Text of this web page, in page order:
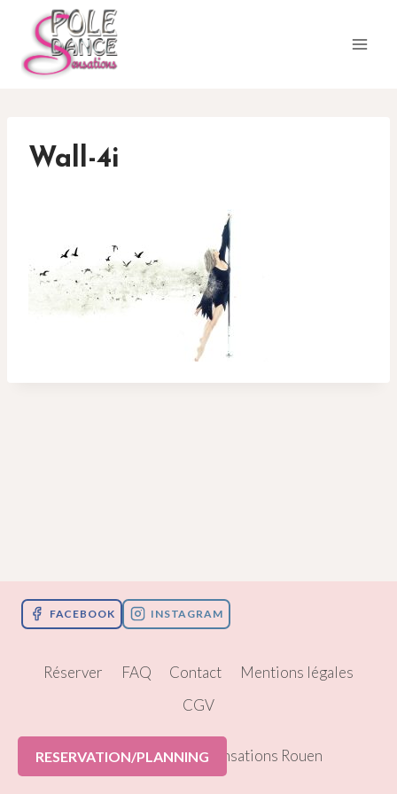
contenu
Wall-4i
FACEBOOK INSTAGRAM
Réserver FAQ Contact
Mentions légales
CGV
© 2026 Pole Dance Sensations Rouen
RESERVATION/PLANNING